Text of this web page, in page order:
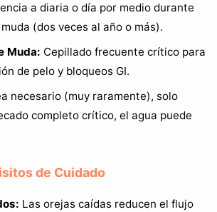
a diaria o día por medio durante
(dos veces al año o más).
Muda: Cepillado frecuente crítico para
de pelo y bloqueos GI.
necesario (muy raramente), solo
completo crítico, el agua puede
de Cuidado
Las orejas caídas reducen el flujo